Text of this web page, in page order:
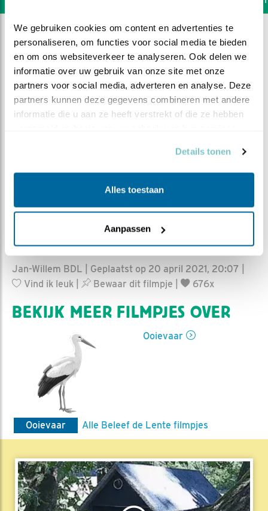
We gebruiken cookies om content en advertenties te
personaliseren, om functies voor social media te bieden
en om ons websiteverkeer te analyseren. Ook delen we
informatie over uw gebruik van onze site met onze
partners voor social media, adverteren en analyse. Deze
partners kunnen deze gegevens combineren met andere
informatie die u aan ze heeft verstrekt of die ze hebben
Details tonen
Alles toestaan
Aanpassen
Pa gaat de mist in
Jan-Willem BDL | Geplaatst op 20 april 2021, 20:07 |
Vind ik leuk
Bewaar dit filmpje 676x
BEKIJK MEER FILMPJES OVER
Ooievaar
Ooievaar Alle Beleef de Lente filmpjes